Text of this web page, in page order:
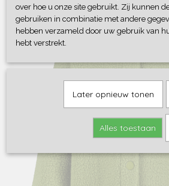
over hoe u onze site gebruikt. Zij kunnen
gebruiken in combinatie met andere
hebben verzameld door uw gebruik van
hebt verstrekt.
Later opnieuw tonen
Alles toestaan